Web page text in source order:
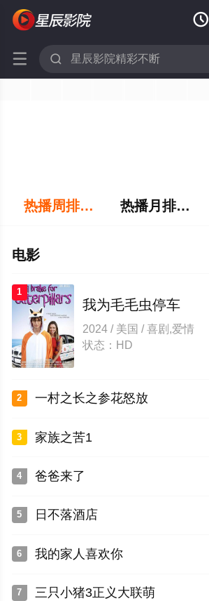

 
热播周排行榜 热播月排行榜
电影
1
我为毛毛虫停车
2024 / 美国 / 喜剧,爱情
状态：HD
2 一村之长之参花怒放
3 家族之苦1
4 爸爸来了
5 日不落酒店
6 我的家人喜欢你
7 三只小猪3正义大联萌